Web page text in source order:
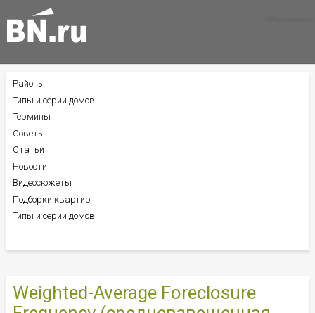
Weighted-Average Foreclosure
БОКОВОЕ
МЕНЮ
Районы
Типы и серии домов
Термины
Советы
Статьи
Новости
Видеосюжеты
Подборки квартир
Типы и серии домов